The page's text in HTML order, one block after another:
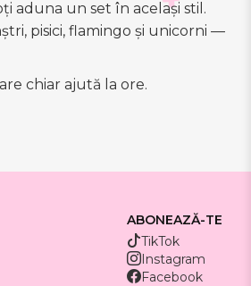
aduna un set în același stil.
pisici, flamingo și unicorni —
chiar ajută la ore.
ABONEAZĂ-TE
TikTok
Instagram
Facebook